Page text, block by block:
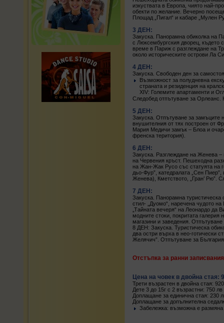
изкуствата в Европа, чиято най-
обекти по желание. Вечерно
Площад „Пигал“ и кабаре „Мулен
3 ДЕН:
Закуска. Панорамна обиколка на
с Люксембургския дворец, където
време в Париж с разглеждане на
около историческите острови Ла
4 ДЕН:
Закуска. Свободен ден за
Възможност за полудневна
страната и резиденция на
XIV: Големите апартаменти и
Следобед отпътуване за
5 ДЕН:
Закуска. Отпътуване за замъците
внушителния от тях построен от
Мария Медичи замък – Блоа и
френска територия).
6 ДЕН:
Закуска. Разглеждане на Женева
на Червения кръст. Пешеходна
на Жан-Жак Русо със статуята на
дьо-Фур”, катедралата „Сен
Женева), Кметството, „Гран’ Рю”.
7 ДЕН:
Закуска. Панорамна
стил- „Дуомо“, наречена чудото
„Тайната вечеря“ на Леонардо да
модните стоки, покритата
магазини и заведения.
8 ДЕН: Закуска. Туристическа
два остри върха в нео-готически
Желячич”. Отпътуване за
Отстъпка за ранни
Цена на човек в двойна стая:
Трети възрастен в двойна стая:
Дете 3 до 15г с 2 възрастни: 750 лв
Доплащане за единична стая: 230
Доплащане за допълнителна
Забележка: възможна е размяна